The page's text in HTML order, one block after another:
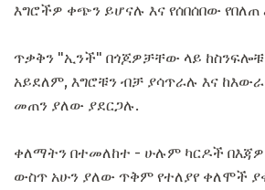
እግሮችዎ ቀጭን ይሆናሉ እና የሰበሰበው
ጥቃቅን "ኢንች" በጎጆዎቻቸው ላይ ከስንፍሎቹ
አይደለም, እግሮቹን ብቻ ያሳጥራሉ እና
መጠን ያለው ያደርጋሉ.
ቀለማትን በተመለከተ - ሁሉም ካርዶች
ውስጥ አሁን ያለው ጥቅም የተለያየ ቀለሞች